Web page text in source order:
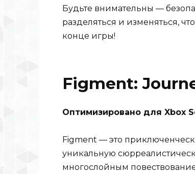
Будьте внимательны —
разделяться и изменяться,
конце игры!
Figment:
Оптимизировано для Xbox
Figment — это
уникальную
многослойным